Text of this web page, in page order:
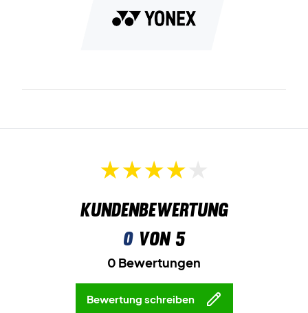
Kundenbewertung
0von 5
0 Bewertungen
Bewertung schreiben